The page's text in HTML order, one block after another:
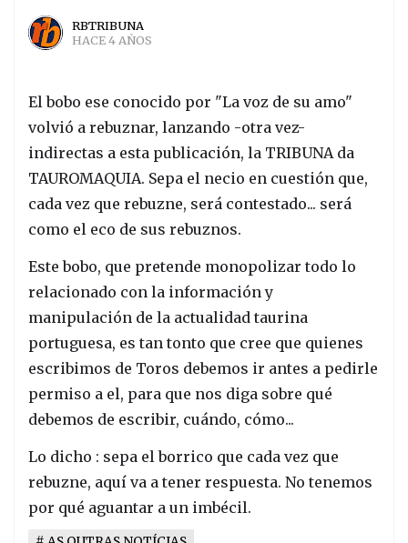
RBTRIBUNA
HACE 4 AÑOS
El bobo ese conocido por "La voz de su amo"
volvió a rebuznar, lanzando -otra vez-
indirectas a esta publicación, la TRIBUNA da
TAUROMAQUIA. Sepa el necio en cuestión que,
cada vez que rebuzne, será contestado... será
como el eco de sus rebuznos.
Este bobo, que pretende monopolizar todo lo
relacionado con la información y
manipulación de la actualidad taurina
portuguesa, es tan tonto que cree que quienes
escribimos de Toros debemos ir antes a pedirle
permiso a el, para que nos diga sobre qué
debemos de escribir, cuándo, cómo...
Lo dicho : sepa el borrico que cada vez que
rebuzne, aquí va a tener respuesta. No tenemos
por qué aguantar a un imbécil.